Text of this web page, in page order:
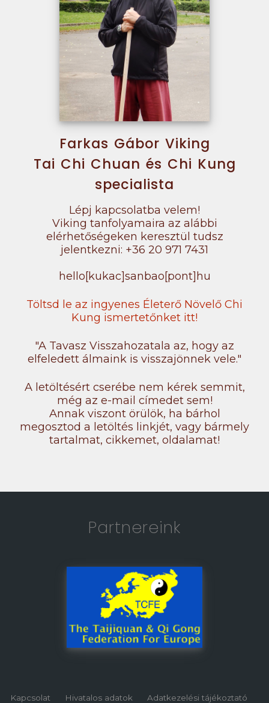
Farkas Gábor Viking
Tai Chi Chuan és Chi Kung
specialista
Lépj kapcsolatba velem!
Viking tanfolyamaira az alábbi
elérhetőségeken keresztül tudsz
jelentkezni: +36 20 971 7431
hello[kukac]sanbao[pont]hu
Töltsd le az ingyenes Életerő Növelő Chi
Kung ismertetőnket itt!
"A Tavasz Visszahozatala az, hogy az
elfeledett álmaink is visszajönnek vele."
A letöltésért cserébe nem kérek semmit,
még az e-mail címedet sem!
Annak viszont örülök, ha bárhol
megosztod a letöltés linkjét, vagy bármely
tartalmat, cikkemet, oldalamat!
Partnereink
Kapcsolat Hivatalos adatok Adatkezelési tájékoztató